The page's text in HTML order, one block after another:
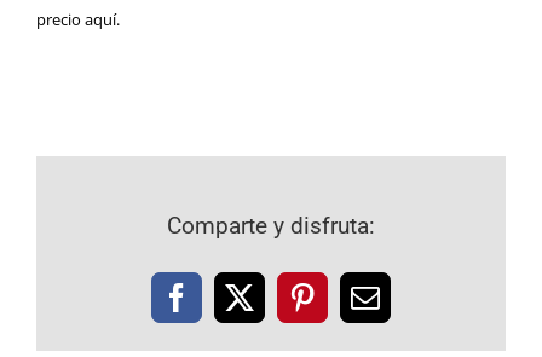
precio aquí.
Comparte y disfruta:
Facebook
X PinterestCorreo